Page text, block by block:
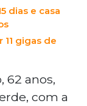
dias e casa
11 gigas de
62 anos,
com a